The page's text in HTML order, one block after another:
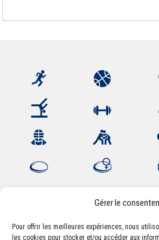
Gérer le
Pour offrir les meilleures expériences, nous
les cookies pour stocker et/ou accéder aux